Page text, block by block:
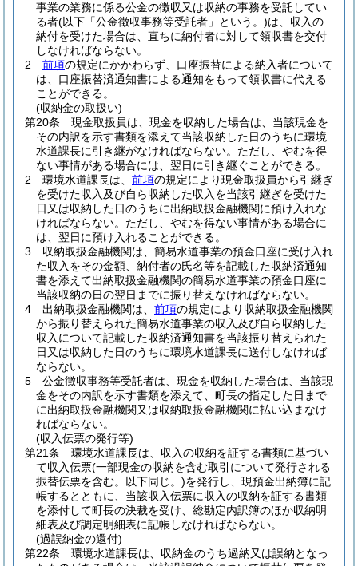
事業の業務に係る公金の徴収又は収納の事務を受託してい
る者(以下「公金徴収事務等受託者」という。)は、収入の
納付を受けた場合は、直ちに納付者に対して領収書を交付
しなければならない。
2
前項の規定にかかわらず、口座振替による納入者について
は、口座振替済通知書による通知をもって領収書に代える
ことができる。
(収納金の取扱い)
第20条
現金取扱員は、現金を収納した場合は、当該現金を
その内訳を示す書類を添えて当該収納した日のうちに環境
水道課長に引き継がなければならない。 ただし、やむを得
ない事情がある場合には、翌日に引き継ぐことができる。
2
環境水道課長は、 前項の規定により現金取扱員から引継ぎ
を受けた収入及び自ら収納した収入を当該引継ぎを受けた
日又は収納した日のうちに出納取扱金融機関に預け入れな
ければならない。 ただし、やむを得ない事情がある場合に
は、翌日に預け入れることができる。
3
収納取扱金融機関は、簡易水道事業の預金口座に受け入れ
た収入をその金額、納付者の氏名等を記載した収納済通知
書を添えて出納取扱金融機関の簡易水道事業の預金口座に
当該収納の日の翌日までに振り替えなければならない。
4
出納取扱金融機関は、 前項の規定により収納取扱金融機関
から振り替えられた簡易水道事業の収入及び自ら収納した
収入について記載した収納済通知書を当該振り替えられた
日又は収納した日のうちに環境水道課長に送付しなければ
ならない。
5
公金徴収事務等受託者は、現金を収納した場合は、当該現
金をその内訳を示す書類を添えて、町長の指定した日まで
に出納取扱金融機関又は収納取扱金融機関に払い込まなけ
ればならない。
(収入伝票の発行等)
第21条
環境水道課長は、収入の収納を証する書類に基づい
て収入伝票(一部現金の収納を含む取引について発行される
振替伝票を含む。以下同じ。)を発行し、現預金出納簿に記
帳するとともに、当該収入伝票に収入の収納を証する書類
を添付して町長の決裁を受け、総勘定内訳簿のほか収納明
細表及び調定明細表に記帳しなければならない。
(過誤納金の還付)
第22条
環境水道課長は、収納金のうち過納又は誤納となっ